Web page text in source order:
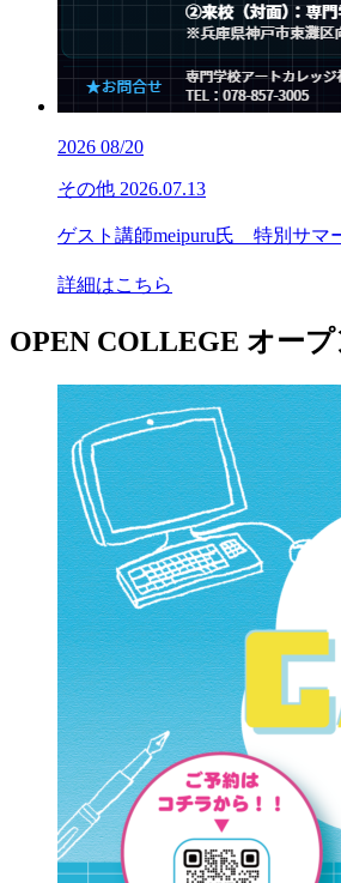
2026 08/20
その他 2026.07.13
ゲスト講師meipuru氏 特別サマ
詳細はこちら
OPEN COLLEGE オー